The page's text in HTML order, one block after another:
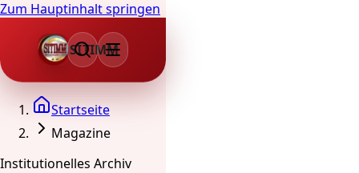
Zum Hauptinhalt springen
SITIMM
Startseite
Magazine
Institutionelles Archiv